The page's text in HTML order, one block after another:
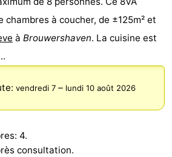
à coucher, de ±125m² et
à Brouwershaven. La cuisine est
vendredi 7 – lundi 10 août 2026
4.
consultation.